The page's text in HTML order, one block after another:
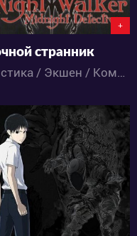
+
странник
Мистика / Экшен / Комедия / Ужасы / Аниме
6943